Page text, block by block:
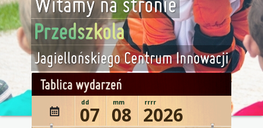
wydażenie
dd
07
mm
08
rrrr
2026